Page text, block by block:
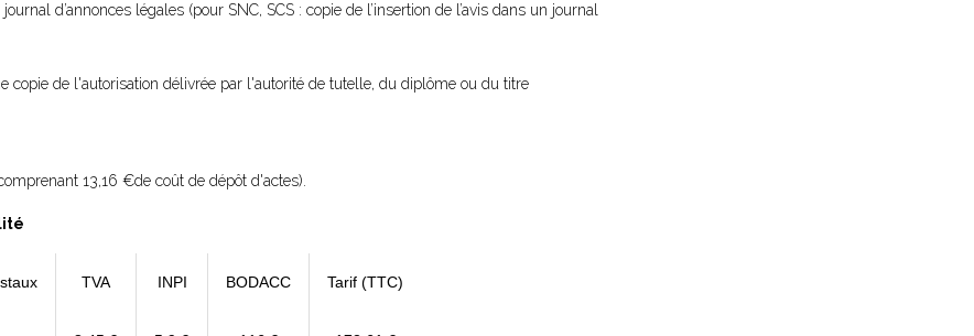
d’annonces légales (pour SNC, SCS : copie de l’insertion de l’avis dans un journal
copie de l'autorisation délivrée par l'autorité de tutelle, du diplôme ou du titre
13,16 €de coût de dépôt d'actes).
TVA INPI BODACC Tarif (TTC)